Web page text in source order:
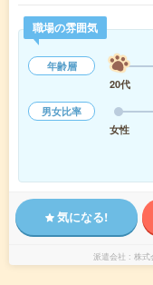
職場の雰囲気
年齢層
20代
男女比率
女性
気になる!
派遣会社 株式